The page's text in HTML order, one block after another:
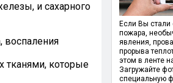
и сахарного
воспаления
тканями, которые
Если Вы
пожара,
явления,
прорыва
этом в ленте
Загружайте
специальную